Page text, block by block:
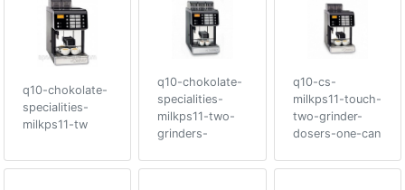
q10-chokolate-
specialities-
milkps11-tw
q10-chokolate-
specialities-
milkps11-two-
grinders-
q10-cs-
milkps11-touch-
two-grinder-
dosers-one-can